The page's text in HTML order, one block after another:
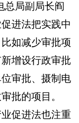
总局副局长阎
进法把实践中
如减少审批项
增设行政审批
审批、摄制电
批的项目。
促进法也注重